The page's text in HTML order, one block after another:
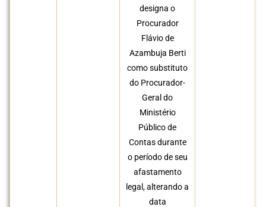
designa o
Procurador
Flávio de
Azambuja Berti
como substituto
do Procurador-
Geral do
Ministério
Público de
Contas durante
o período de seu
afastamento
legal, alterando a
data